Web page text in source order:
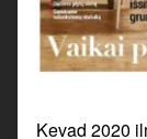
Kevad 2020